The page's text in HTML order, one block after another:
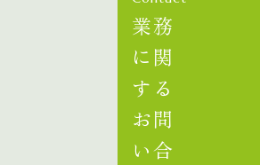
業務
に関
する
お問
い合